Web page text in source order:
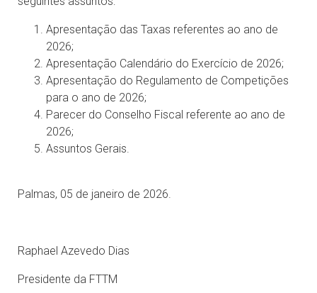
Apresentação das Taxas referentes ao ano de
2026;
Apresentação Calendário do Exercício de 2026;
Apresentação do Regulamento de Competições
para o ano de 2026;
Parecer do Conselho Fiscal referente ao ano de
2026;
Assuntos Gerais.
Palmas, 05 de janeiro de 2026.
Raphael Azevedo Dias
Presidente da FTTM